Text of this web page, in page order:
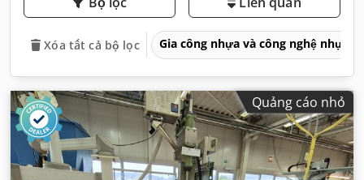
Xóa tất cả bộ lọc Gia công nhựa và công nghệ nhựa
Quảng cáo nhỏ